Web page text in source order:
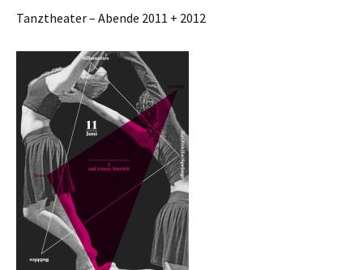
Tanztheater – Abende 2011 + 2012